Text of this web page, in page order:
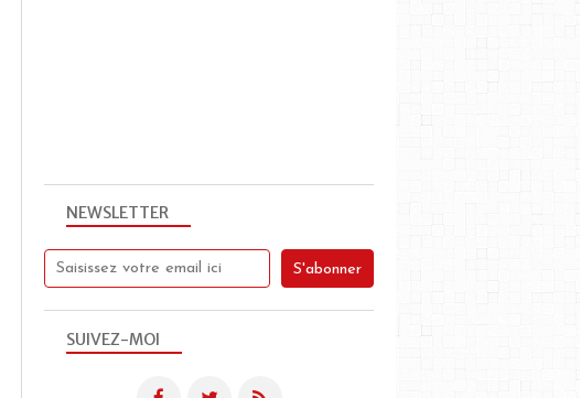
NEWSLETTER
SUIVEZ-MOI